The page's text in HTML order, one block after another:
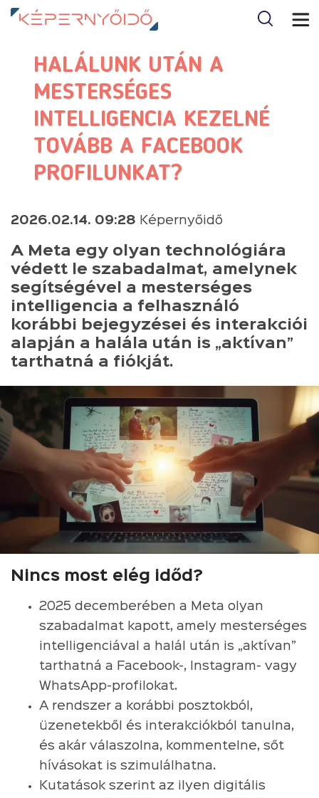
HALÁLUNK UTÁN A
MESTERSÉGES
INTELLIGENCIA KEZELNÉ
TOVÁBB A FACEBOOK
PROFILUNKAT?
2026.02.14. 09:28 Képernyőidő
A Meta egy olyan technológiára
védett le szabadalmat, amelynek
segítségével a mesterséges
intelligencia a felhasználó
korábbi bejegyzései és interakciói
alapján a halála után is „aktívan”
tarthatná a fiókját.
Nincs most elég időd?
2025 decemberében a Meta olyan
szabadalmat kapott, amely mesterséges
intelligenciával a halál után is „aktívan”
tarthatná a Facebook-, Instagram- vagy
WhatsApp-profilokat.
A rendszer a korábbi posztokból,
üzenetekből és interakciókból tanulna,
és akár válaszolna, kommentelne, sőt
hívásokat is szimulálhatna.
Kutatások szerint az ilyen digitális